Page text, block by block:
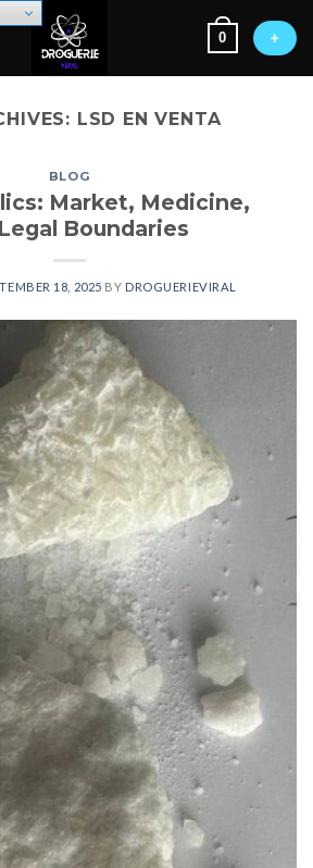
0 +
LSD EN VENTA
BLOG
Market, Medicine,
Boundaries
18, 2025 BY DROGUERIEVIRAL